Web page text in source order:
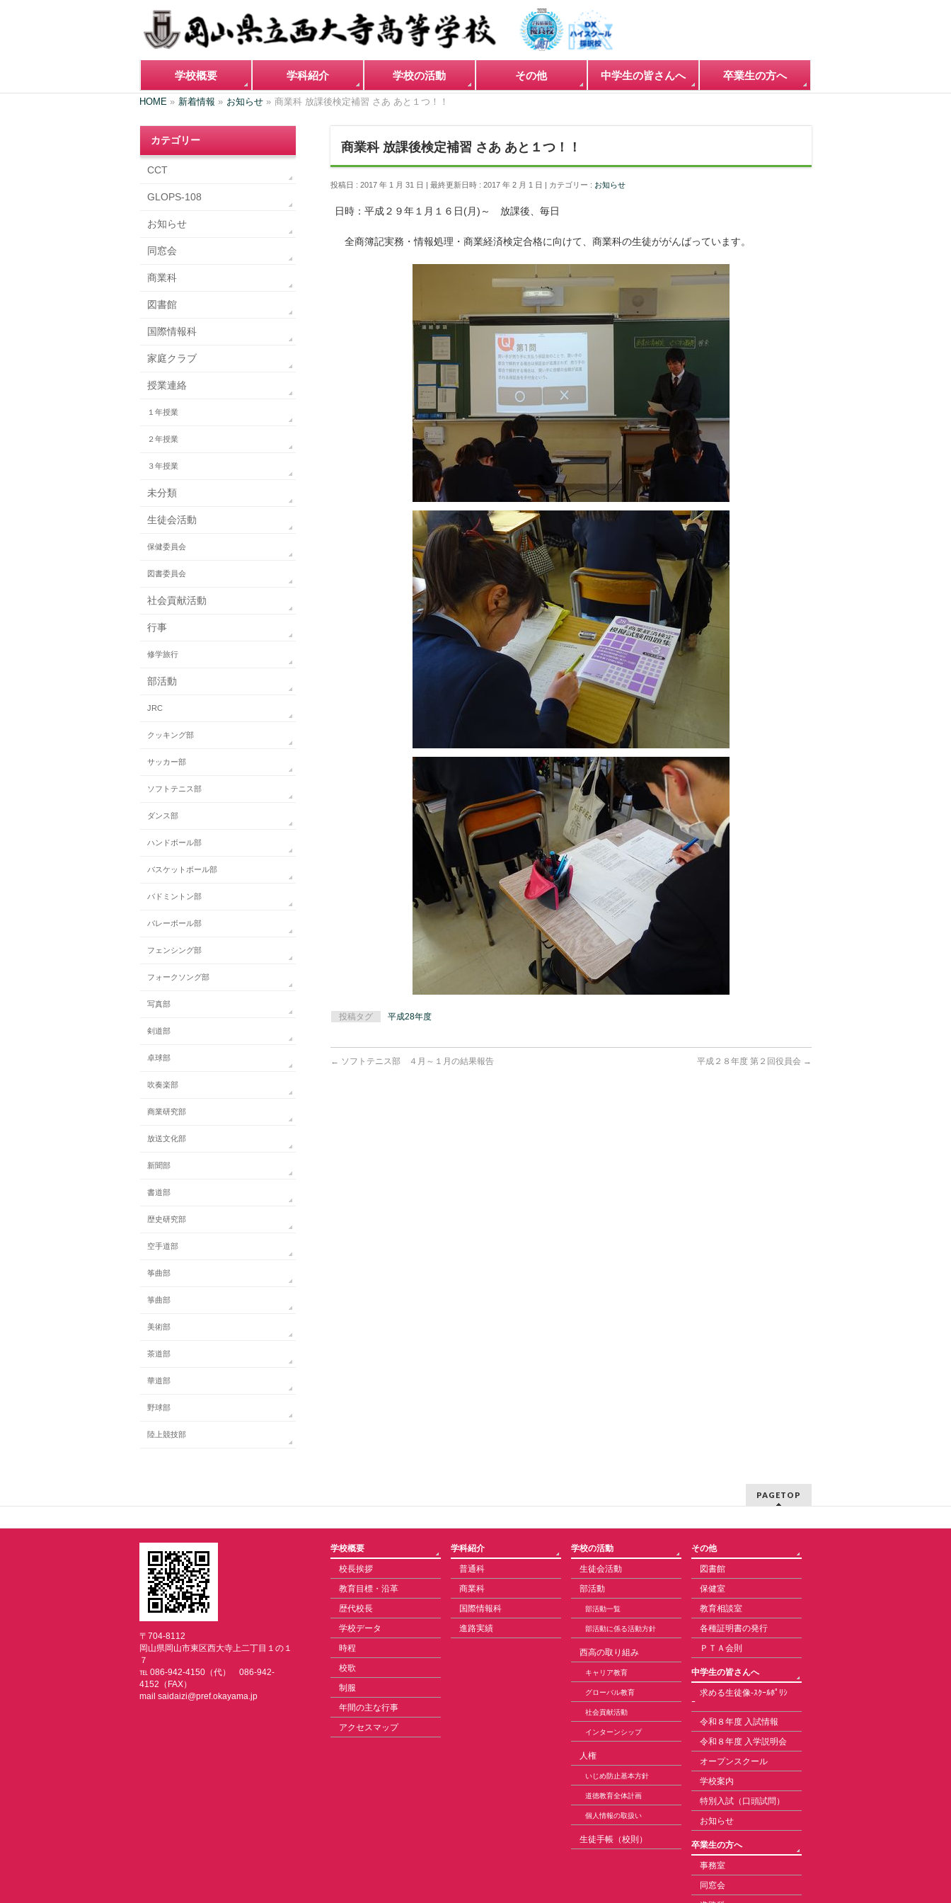
学校概要 学科紹介 学校の活動 その他 中学生の皆さんへ 卒業生の方へ
HOME » 新着情報 » お知らせ » 商業科 放課後検定補習 さあ あと１つ！！
商業科 放課後検定補習 さあ あと１つ！！
投稿日 : 2017 年 1 月 31 日 最終更新日時 : 2017 年 2 月 1 日 カテゴリー : お知らせ
日時：平成２９年１月１６日(月)～ 放課後、毎日
全商簿記実務・情報処理・商業経済検定合格に向けて、商業科の生徒ががんばっています。
投稿タグ 平成28年度
← ソフトテニス部 ４月～１月の結果報告 平成２８年度 第２回役員会 →
カテゴリー
CCT
GLOPS-108
お知らせ
同窓会
商業科
図書館
国際情報科
家庭クラブ
授業連絡
１年授業
２年授業
３年授業
未分類
生徒会活動
保健委員会
図書委員会
社会貢献活動
行事
修学旅行
部活動
JRC
クッキング部
サッカー部
ソフトテニス部
ダンス部
ハンドボール部
バスケットボール部
バドミントン部
バレーボール部
フェンシング部
フォークソング部
写真部
剣道部
卓球部
吹奏楽部
商業研究部
放送文化部
新聞部
書道部
歴史研究部
空手道部
筝曲部
箏曲部
美術部
茶道部
華道部
野球部
陸上競技部
PAGETOP
〒704-8112
岡山県岡山市東区西大寺上二丁目１の１
７
℡ 086-942-4150（代） 086-942-
4152（FAX）
mail saidaizi@pref.okayama.jp
学校概要
校長挨拶
教育目標・沿革
歴代校長
学校データ
時程
校歌
制服
年間の主な行事
アクセスマップ
学科紹介
普通科
商業科
国際情報科
進路実績
学校の活動
生徒会活動
部活動
部活動一覧
部活動に係る活動方針
西高の取り組み
キャリア教育
グローバル教育
社会貢献活動
インターンシップ
人権
いじめ防止基本方針
道徳教育全体計画
個人情報の取扱い
生徒手帳（校則）
その他
図書館
保健室
教育相談室
各種証明書の発行
ＰＴＡ会則
中学生の皆さんへ
求める生徒像-ｽｸｰﾙﾎﾟﾘｼ
ｰ
令和８年度 入試情報
令和８年度 入学説明会
オープンスクール
学校案内
特別入試（口頭試問）
お知らせ
卒業生の方へ
事務室
同窓会